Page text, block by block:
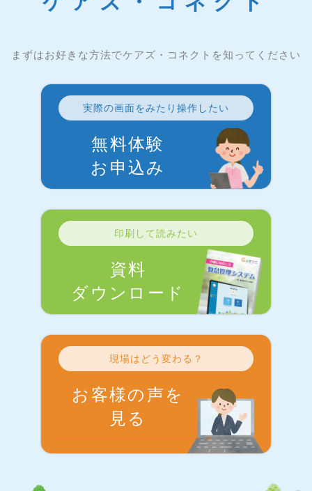
まずはお好きな方法でケアズ・コネクトを知ってください
実際の画面をみたり操作したい
無料体験
お申込み
印刷して読みたい
資料
ダウンロード
現場はどう変わる？
お客様の声を
見る